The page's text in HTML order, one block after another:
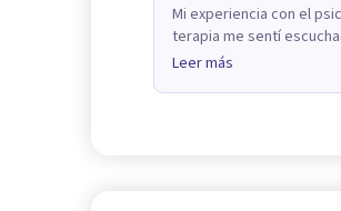
Mi experiencia con el
terapia me sentí
Leer más